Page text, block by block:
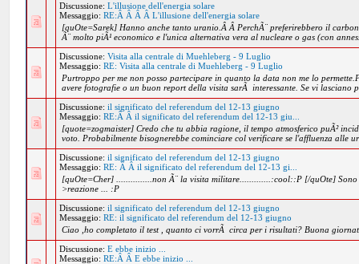
Discussione:L'illusione dell'energia solare
Messaggio:RE:Â Â Â Â L'illusione dell'energia solare
[quOte=Sarek] Hanno anche tanto uranio.Â Â PerchÃ¨ preferirebbero il
Ã¨ molto piÃ¹ economico e l'unica alternativa vera al nucleare o gas (con
Discussione:Visita alla centrale di Muehleberg - 9 Luglio
Messaggio:RE: Visita alla centrale di Muehleberg - 9 Luglio
Purtroppo per me non posso partecipare in quanto la data non me lo
avere fotografie o un buon report della visita sarÃ interessante. Se vi lasciano
Discussione:il significato del referendum del 12-13 giugno
Messaggio:RE:Â Â il significato del referendum del 12-13 giu...
[quote=zogmaister] Credo che tu abbia ragione, il tempo atmosferico puÃ²
voto. Probabilmente bisognerebbe cominciare col verificare se l'affluenza alle
Discussione:il significato del referendum del 12-13 giugno
Messaggio:RE: Â Â il significato del referendum del 12-13 gi...
[quOte=Cher] ...............non Ã¨ la visita militare.............:cool::P [/quOte]
>reazione ... :P
Discussione:il significato del referendum del 12-13 giugno
Messaggio:RE: il significato del referendum del 12-13 giugno
Ciao ,ho completato il test , quanto ci vorrÃ circa per i risultati? Buona
Discussione:E ebbe inizio ...
Messaggio:RE:Â Â E ebbe inizio ...